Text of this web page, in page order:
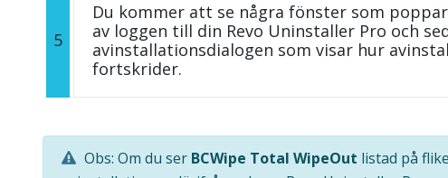
5
Du kommer att se några fönster som
av loggen till din Revo Uninstaller Pro och
avinstallationsdialogen som visar hur
fortskrider.
Obs: Om du ser BCWipe Total WipeOut listad på